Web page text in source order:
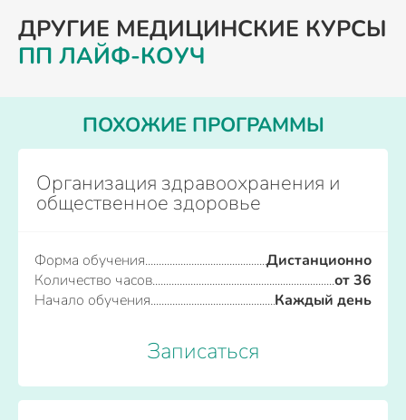
ДРУГИЕ МЕДИЦИНСКИЕ КУРСЫ
ПП ЛАЙФ-КОУЧ
ПОХОЖИЕ ПРОГРАММЫ
Организация здравоохранения и
общественное здоровье
Форма обучения
Дистанционно
Количество часов
от 36
Начало обучения
Каждый день
Записаться